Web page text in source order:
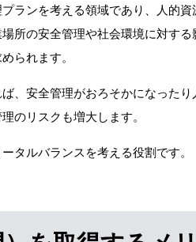
ランを考える領域であり、人的
所の安全管理や社会環境に対す
られます。
、安全管理がおろそかになった
のリスクも増大します。
タルバランスを考える役割です。